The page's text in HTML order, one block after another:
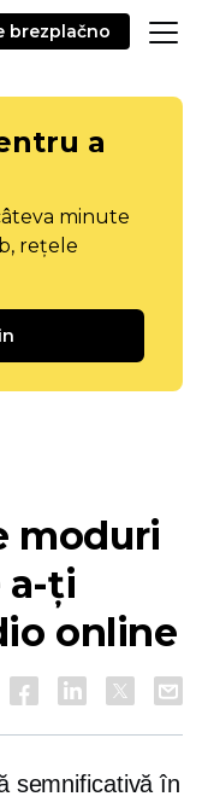
brezplačno
a
minute
rețele
moduri
a-ți
online
semnificativă în